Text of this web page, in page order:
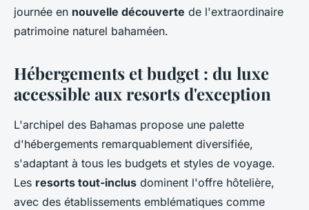
journée en nouvelle découverte de l'extraordinaire
patrimoine naturel bahaméen.
Hébergements et budget : du luxe
accessible aux resorts d'exception
L'archipel des Bahamas propose une palette
d'hébergements remarquablement diversifiée,
s'adaptant à tous les budgets et styles de voyage.
Les resorts tout-inclus dominent l'offre hôtelière,
avec des établissements emblématiques comme